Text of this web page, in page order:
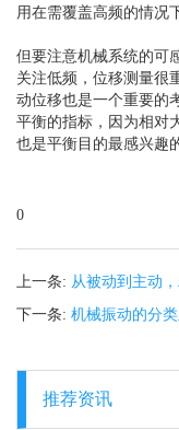
用在需覆盖高频的情况
但要注意机械系统的可
关注低频，位移测量很
动位移也是一个重要的
平衡的指标，因为相对
也是平衡目的最感兴趣
0
上一条: 从被动到主动
下一条: 机械振动的分
推荐资讯